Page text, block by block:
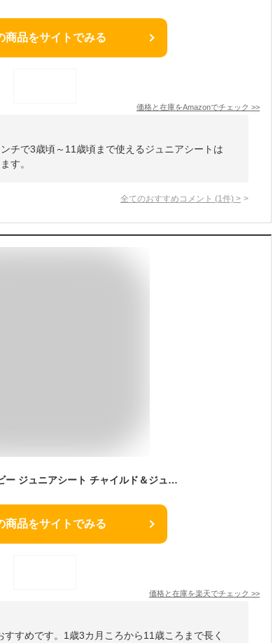
商品をサイトでみる
価格と在庫をAmazonでチェック >>
チで3歳頃～11歳頃まで使えるジュニアシートは
す。
全てのおすすめコメント (1 件) >
チャイルドシート ベビー ジュニアシート チャイルド＆ジュニアシート リッチBK ライトGY デニムBLチャイルドシート ブースター 新基準 ISOFIX 子供 キッズシート ジュニアシート 長く使える 取り付け簡単【iris_dl03】
商品をサイトでみる
価格と在庫を楽天でチェック >>
すめです。1歳3カ月ころから11歳ころまで長く